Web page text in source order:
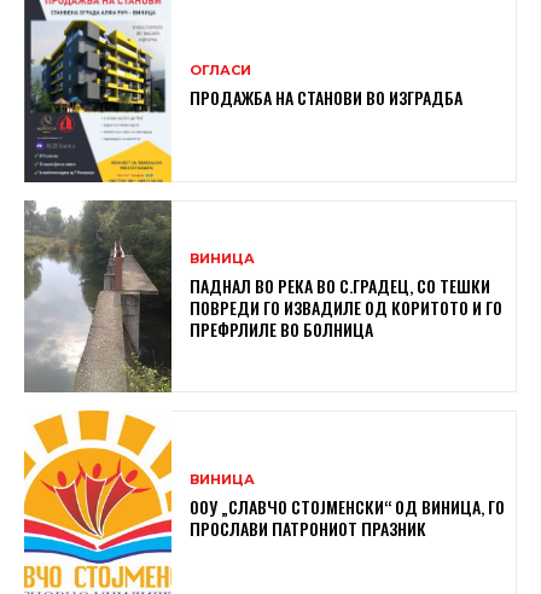
ОГЛАСИ
ПРОДАЖБА НА СТАНОВИ ВО ИЗГРАДБА
ВИНИЦА
ПАДНАЛ ВО РЕКА ВО С.ГРАДЕЦ, СО ТЕШКИ
ПОВРЕДИ ГО ИЗВАДИЛЕ ОД КОРИТОТО И ГО
ПРЕФРЛИЛЕ ВО БОЛНИЦА
ВИНИЦА
ООУ „СЛАВЧО СТОЈМЕНСКИ“ ОД ВИНИЦА, ГО
ПРОСЛАВИ ПАТРОНИОТ ПРАЗНИК